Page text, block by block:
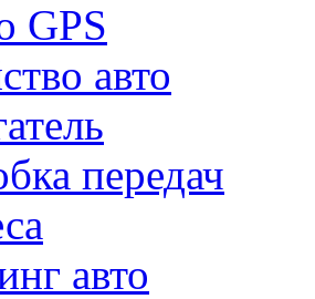
GPS
авто
передач
авто